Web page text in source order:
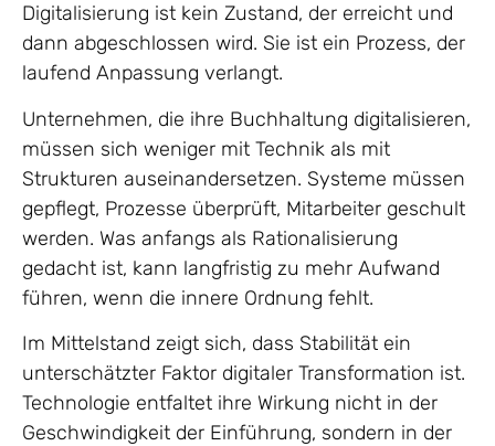
Digitalisierung ist kein Zustand, der erreicht und
dann abgeschlossen wird. Sie ist ein Prozess, der
laufend Anpassung verlangt.
Unternehmen, die ihre Buchhaltung digitalisieren,
müssen sich weniger mit Technik als mit
Strukturen auseinandersetzen. Systeme müssen
gepflegt, Prozesse überprüft, Mitarbeiter geschult
werden. Was anfangs als Rationalisierung
gedacht ist, kann langfristig zu mehr Aufwand
führen, wenn die innere Ordnung fehlt.
Im Mittelstand zeigt sich, dass Stabilität ein
unterschätzter Faktor digitaler Transformation ist.
Technologie entfaltet ihre Wirkung nicht in der
Geschwindigkeit der Einführung, sondern in der